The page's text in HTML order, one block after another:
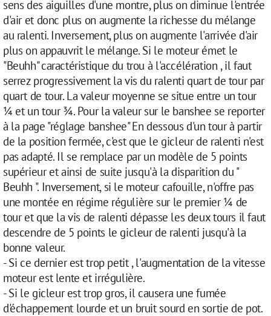
sens des aiguilles d'une montre, plus on diminue l'entrée
d'air et donc plus on augmente la richesse du mélange
au ralenti. Inversement, plus on augmente l'arrivée d'air
plus on appauvrit le mélange. Si le moteur émet le
"Beuhh" caractéristique du trou à l'accélération , il faut
serrez progressivement la vis du ralenti quart de tour par
quart de tour. La valeur moyenne se situe entre un tour
¼ et un tour ¾. Pour la valeur sur le banshee se reporter
à la page "réglage banshee" En dessous d'un tour à partir
de la position fermée, c'est que le gicleur de ralenti n'est
pas adapté. Il se remplace par un modèle de 5 points
supérieur et ainsi de suite jusqu'à la disparition du "
Beuhh ". Inversement, si le moteur cafouille, n'offre pas
une montée en régime régulière sur le premier ¼ de
tour et que la vis de ralenti dépasse les deux tours il faut
descendre de 5 points le gicleur de ralenti jusqu'à la
bonne valeur.
- Si ce dernier est trop petit , l'augmentation de la vitesse
moteur est lente et irrégulière.
- Si le gicleur est trop gros, il causera une fumée
d'échappement lourde et un bruit sourd en sortie de pot.